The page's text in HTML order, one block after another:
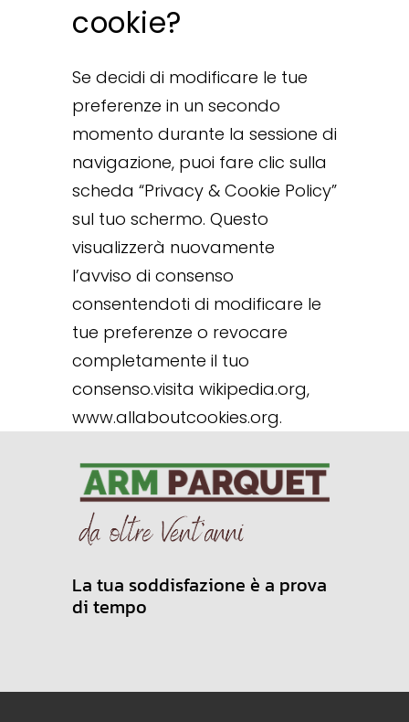
cookie?
Se decidi di modificare le tue
preferenze in un secondo
momento durante la sessione di
navigazione, puoi fare clic sulla
scheda “Privacy & Cookie Policy”
sul tuo schermo. Questo
visualizzerà nuovamente
l’avviso di consenso
consentendoti di modificare le
tue preferenze o revocare
completamente il tuo
consenso.visita wikipedia.org,
www.allaboutcookies.org.
La tua soddisfazione è a prova
di tempo